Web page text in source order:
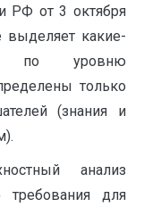
РФ от 3 октября
какие-
по уровню
только
(знания и
анализ
требования для